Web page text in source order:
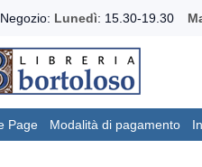
Lunedì: 15.30-19.30
Page Modalità di pagamento